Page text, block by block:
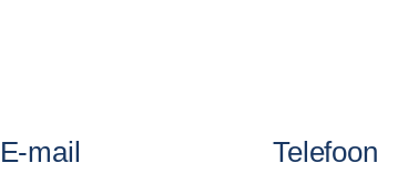
E-mail Telefoon